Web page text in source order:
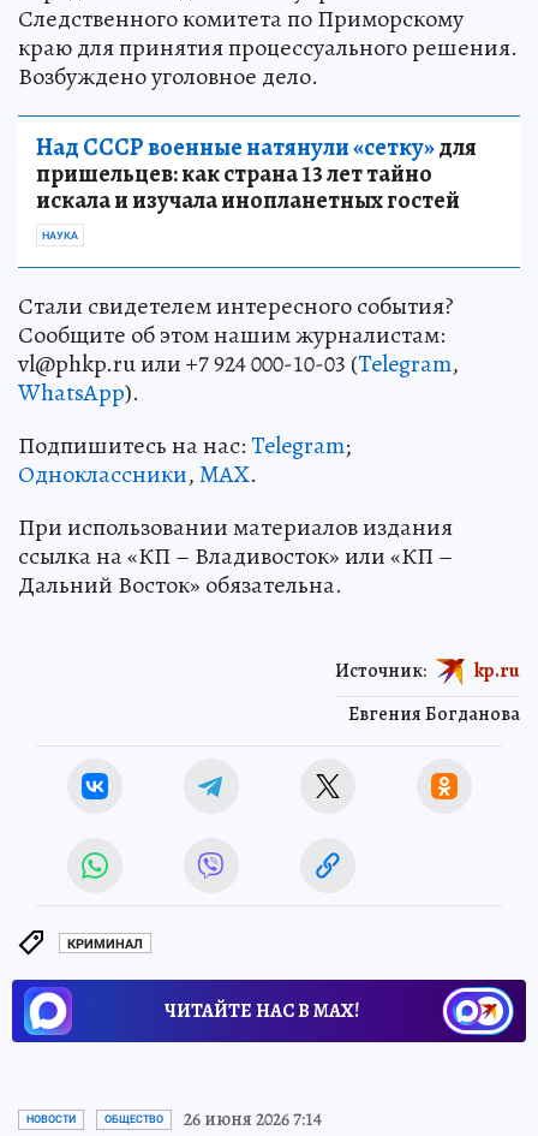
Следственного комитета по Приморскому
краю для принятия процессуального решения.
Возбуждено уголовное дело.
Над СССР военные натянули «сетку»для
пришельцев: как страна 13 лет тайно
искала и изучала инопланетных гостей
НАУКА
Стали свидетелем интересного события?
Сообщите об этом нашим журналистам:
vl@phkp.ru или +7 924 000-10-03 (Telegram,
WhatsApp).
Подпишитесь на нас:Telegram;
Одноклассники,MAX.
При использовании материалов издания
ссылка на «КП – Владивосток» или «КП –
Дальний Восток» обязательна.
Евгения Богданова
Источник: kp.ru
КРИМИНАЛ
ЧИТАЙТЕ НАС В МАХ!
НОВОСТИ ОБЩЕСТВО 26 июня 2026 7:14